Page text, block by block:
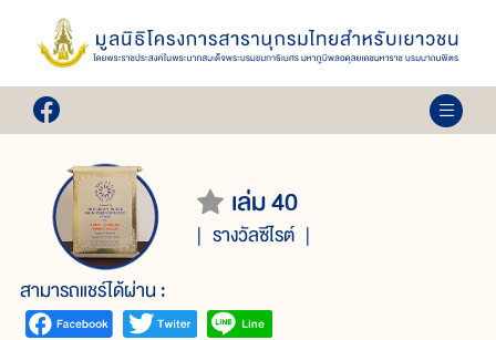
เล่ม 40
รางวัลซีไรต์
สามารถแชร์ได้ผ่าน :